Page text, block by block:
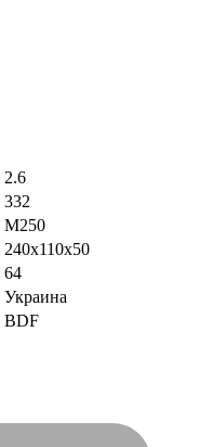
2.6
332
М250
240x110x50
64
Украина
BDF